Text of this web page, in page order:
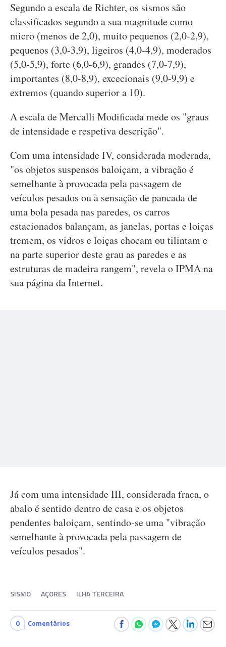
Segundo a escala de Richter, os sismos são
classificados segundo a sua magnitude como
micro (menos de 2,0), muito pequenos (2,0-2,9),
pequenos (3,0-3,9), ligeiros (4,0-4,9), moderados
(5,0-5,9), forte (6,0-6,9), grandes (7,0-7,9),
importantes (8,0-8,9), excecionais (9,0-9,9) e
extremos (quando superior a 10).
A escala de Mercalli Modificada mede os "graus
de intensidade e respetiva descrição".
Com uma intensidade IV, considerada moderada,
"os objetos suspensos baloiçam, a vibração é
semelhante à provocada pela passagem de
veículos pesados ou à sensação de pancada de
uma bola pesada nas paredes, os carros
estacionados balançam, as janelas, portas e loiças
tremem, os vidros e loiças chocam ou tilintam e
na parte superior deste grau as paredes e as
estruturas de madeira rangem", revela o IPMA na
sua página da Internet.
Já com uma intensidade III, considerada fraca, o
abalo é sentido dentro de casa e os objetos
pendentes baloiçam, sentindo-se uma "vibração
semelhante à provocada pela passagem de
veículos pesados".
SISMO AÇORES ILHA TERCEIRA
0 Comentários